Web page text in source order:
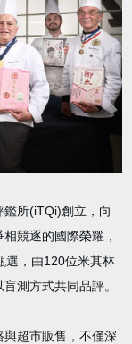
所(iTQi)創立，向
競逐的國際榮耀，
選，由120位米其林
測方式共同品評。
超市販售，不僅深